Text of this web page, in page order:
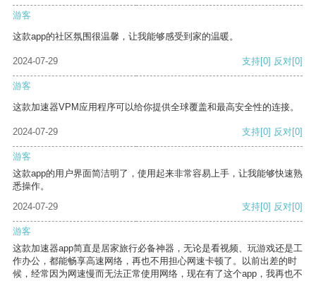
游客
这款app的社区氛围很温馨，让我能够感受到家的温暖。
2024-07-29 支持[0] 反对[0]
游客
这款加速器VPM应用程序可以给你提供全球覆盖和最高安全性的连接。
2024-07-29 支持[0] 反对[0]
游客
这款app的用户界面简洁明了，使用起来非常容易上手，让我能够快速熟
悉操作。
2024-07-29
支持[0] 反对[0]
游客
这款加速器app简直是居家旅行必备神器，无论是看视频、玩游戏还是工
作办公，都能畅享高速网络，再也不用担心网速卡顿了。以前出差的时
候，经常因为网速慢而无法正常使用网络，现在有了这个app，我再也不